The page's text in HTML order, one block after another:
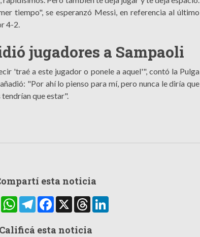
tiempo", se esperanzó Messi, en referencia al último
4-2.
jugadores a Sampaoli
'traé a este jugador o ponele a aquel'", contó la Pulga
"Por ahí lo pienso para mí, pero nunca le diría que
que estar".
esta noticia
CompartirWhatsAppTelegramFacebook
X Threads
Calificá esta noticia